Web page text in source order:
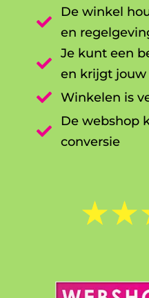

De winkel
en

Je kunt een
en krijgt

Winkelen is

De webshop
conversie
☆☆